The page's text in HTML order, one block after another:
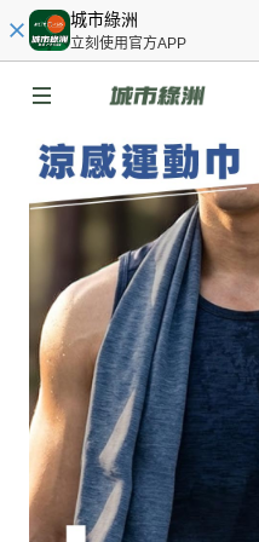
城市綠洲
立刻使用官方APP